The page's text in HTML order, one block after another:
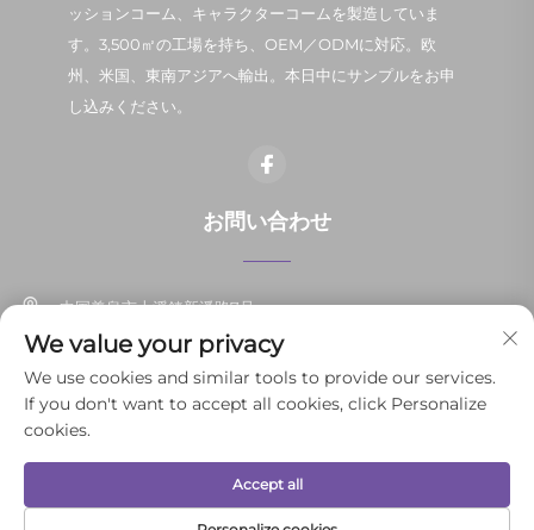
ッションコーム、キャラクターコームを製造していま
す。3,500㎡の工場を持ち、OEM／ODMに対応。欧
州、米国、東南アジアへ輸出。本日中にサンプルをお申
し込みください。
お問い合わせ
中国義烏市上溪鎮新潘路7号
+86-13037647878
[email protected]
Copyright © 2026 Yiwu Yunli Daily Necessities Co., Ltd. すべての権利を
保有。 プライバシーポリシー
We value your privacy
We use cookies and similar tools to provide our services.
If you don't want to accept all cookies, click Personalize
cookies.
Accept all